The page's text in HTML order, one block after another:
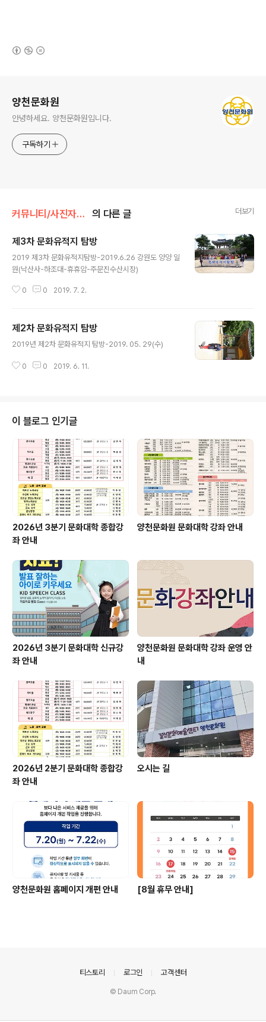
양천문화원
안녕하세요. 양천문화원입니다.
구독하기
커뮤니티/사진자료실 의 다른 글 더보기
제3차 문화유적지 탐방
2019 제3차 문화유적지탐방-2019.6.26 강원도 양양 일
원(낙산사-하조대-휴휴암-주문진수산시장)
0 0 2019. 7. 2.
제2차 문화유적지 탐방
2019년 제2차 문화유적지 탐방-2019. 05. 29(수)
0 0 2019. 6. 11.
이 블로그 인기글
2026년 3분기 문화대학 종합강
좌 안내
양천문화원 문화대학 강좌 안내
2026년 3분기 문화대학 신규강
좌 안내
양천문화원 문화대학 강좌 운영 안
내
2026년 2분기 문화대학 종합강
좌 안내
오시는 길
양천문화원 홈페이지 개편 안내 [8월 휴무 안내]
티스토리 로그인 고객센터
© Daum Corp.